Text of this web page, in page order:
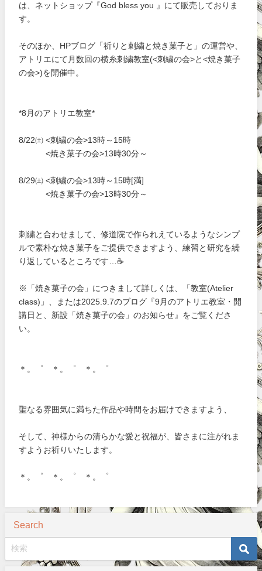
は、ネットショップ『God bless you 』にて販売しておりま
す。
そのほか、HPブログ「祈りと刺繍と焼き菓子と」の運営や、
アトリエにて月数回の横糸刺繍教室(<刺繍の会>と<焼き菓子
の会>)を開催中。
*8月のアトリエ教室*
8/22㈯ <刺繍の会>13時～15時
<焼き菓子の会>13時30分～
8/29㈯ <刺繍の会>13時～15時[満]
<焼き菓子の会>13時30分～
刺繍と合わせまして、修道院で作られえているようなシンプ
ルで素朴な焼き菓子をご提供できますよう、練習と研究を繰
り返しているところです…☕
※「焼き菓子の会」につきまして詳しくは、「教室(Atelier
class)」、または2025.9.7のブログ『9月のアトリエ教室・開
講日と、新設「焼き菓子の会」のお知らせ』をご覧くださ
い。
＊。゜ ＊。゜ ＊。゜
聖なる雰囲気に満ちた作品や時間をお届けできますよう、
そして、神様からの清らかな愛と祝福が、皆さまに注がれま
すようお祈りいたします。
＊。゜ ＊。゜ ＊。゜
Search